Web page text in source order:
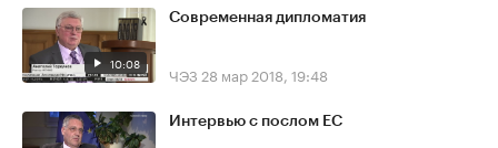
10:08
Современная дипломатия
ЧЭЗ 28 мар 2018, 19:48
Интервью с послом ЕС